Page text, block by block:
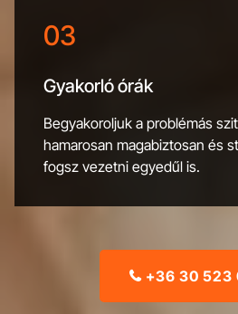
03
Gyakorló órák
Begyakoroljuk a problémás
hamarosan magabiztosan és
fogsz vezetni egyedűl is.
 +36 30 523